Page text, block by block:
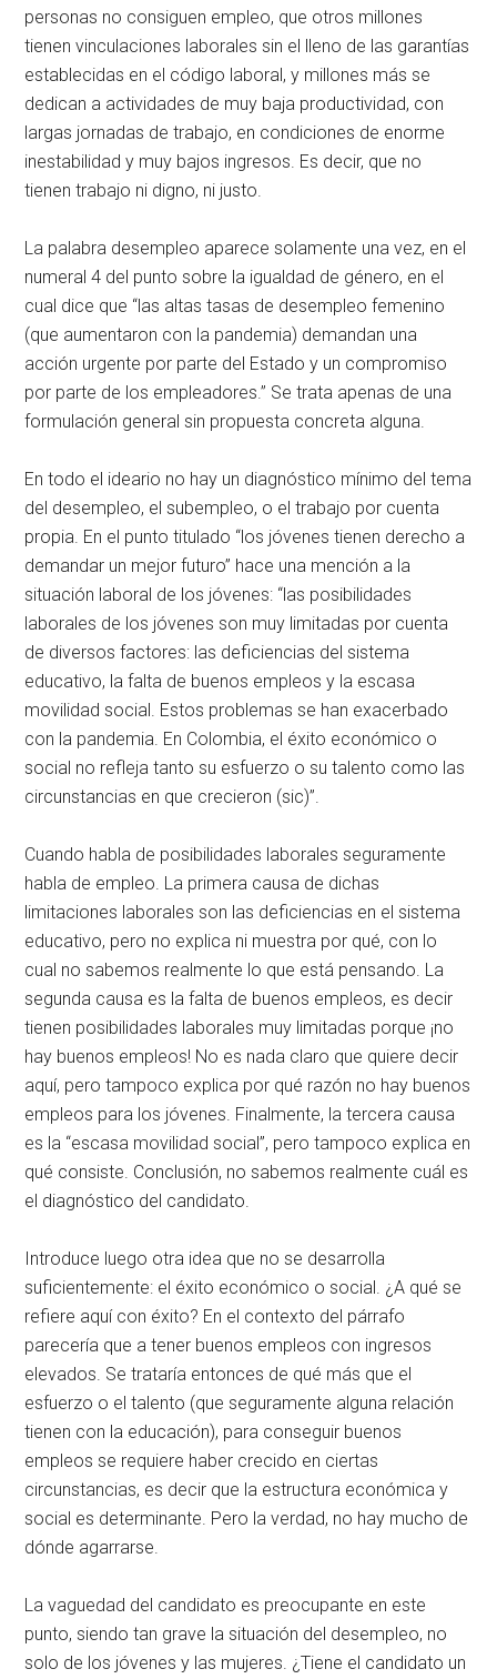
personas no consiguen empleo, que otros millones
tienen vinculaciones laborales sin el lleno de las garantías
establecidas en el código laboral, y millones más se
dedican a actividades de muy baja productividad, con
largas jornadas de trabajo, en condiciones de enorme
inestabilidad y muy bajos ingresos. Es decir, que no
tienen trabajo ni digno, ni justo.
La palabra desempleo aparece solamente una vez, en el
numeral 4 del punto sobre la igualdad de género, en el
cual dice que “las altas tasas de desempleo femenino
(que aumentaron con la pandemia) demandan una
acción urgente por parte del Estado y un compromiso
por parte de los empleadores.” Se trata apenas de una
formulación general sin propuesta concreta alguna.
En todo el ideario no hay un diagnóstico mínimo del tema
del desempleo, el subempleo, o el trabajo por cuenta
propia. En el punto titulado “los jóvenes tienen derecho a
demandar un mejor futuro” hace una mención a la
situación laboral de los jóvenes: “las posibilidades
laborales de los jóvenes son muy limitadas por cuenta
de diversos factores: las deficiencias del sistema
educativo, la falta de buenos empleos y la escasa
movilidad social. Estos problemas se han exacerbado
con la pandemia. En Colombia, el éxito económico o
social no refleja tanto su esfuerzo o su talento como las
circunstancias en que crecieron (sic)”.
Cuando habla de posibilidades laborales seguramente
habla de empleo. La primera causa de dichas
limitaciones laborales son las deficiencias en el sistema
educativo, pero no explica ni muestra por qué, con lo
cual no sabemos realmente lo que está pensando. La
segunda causa es la falta de buenos empleos, es decir
tienen posibilidades laborales muy limitadas porque ¡no
hay buenos empleos! No es nada claro que quiere decir
aquí, pero tampoco explica por qué razón no hay buenos
empleos para los jóvenes. Finalmente, la tercera causa
es la “escasa movilidad social”, pero tampoco explica en
qué consiste. Conclusión, no sabemos realmente cuál es
el diagnóstico del candidato.
Introduce luego otra idea que no se desarrolla
suficientemente: el éxito económico o social. ¿A qué se
refiere aquí con éxito? En el contexto del párrafo
parecería que a tener buenos empleos con ingresos
elevados. Se trataría entonces de qué más que el
esfuerzo o el talento (que seguramente alguna relación
tienen con la educación), para conseguir buenos
empleos se requiere haber crecido en ciertas
circunstancias, es decir que la estructura económica y
social es determinante. Pero la verdad, no hay mucho de
dónde agarrarse.
La vaguedad del candidato es preocupante en este
punto, siendo tan grave la situación del desempleo, no
solo de los jóvenes y las mujeres. ¿Tiene el candidato un